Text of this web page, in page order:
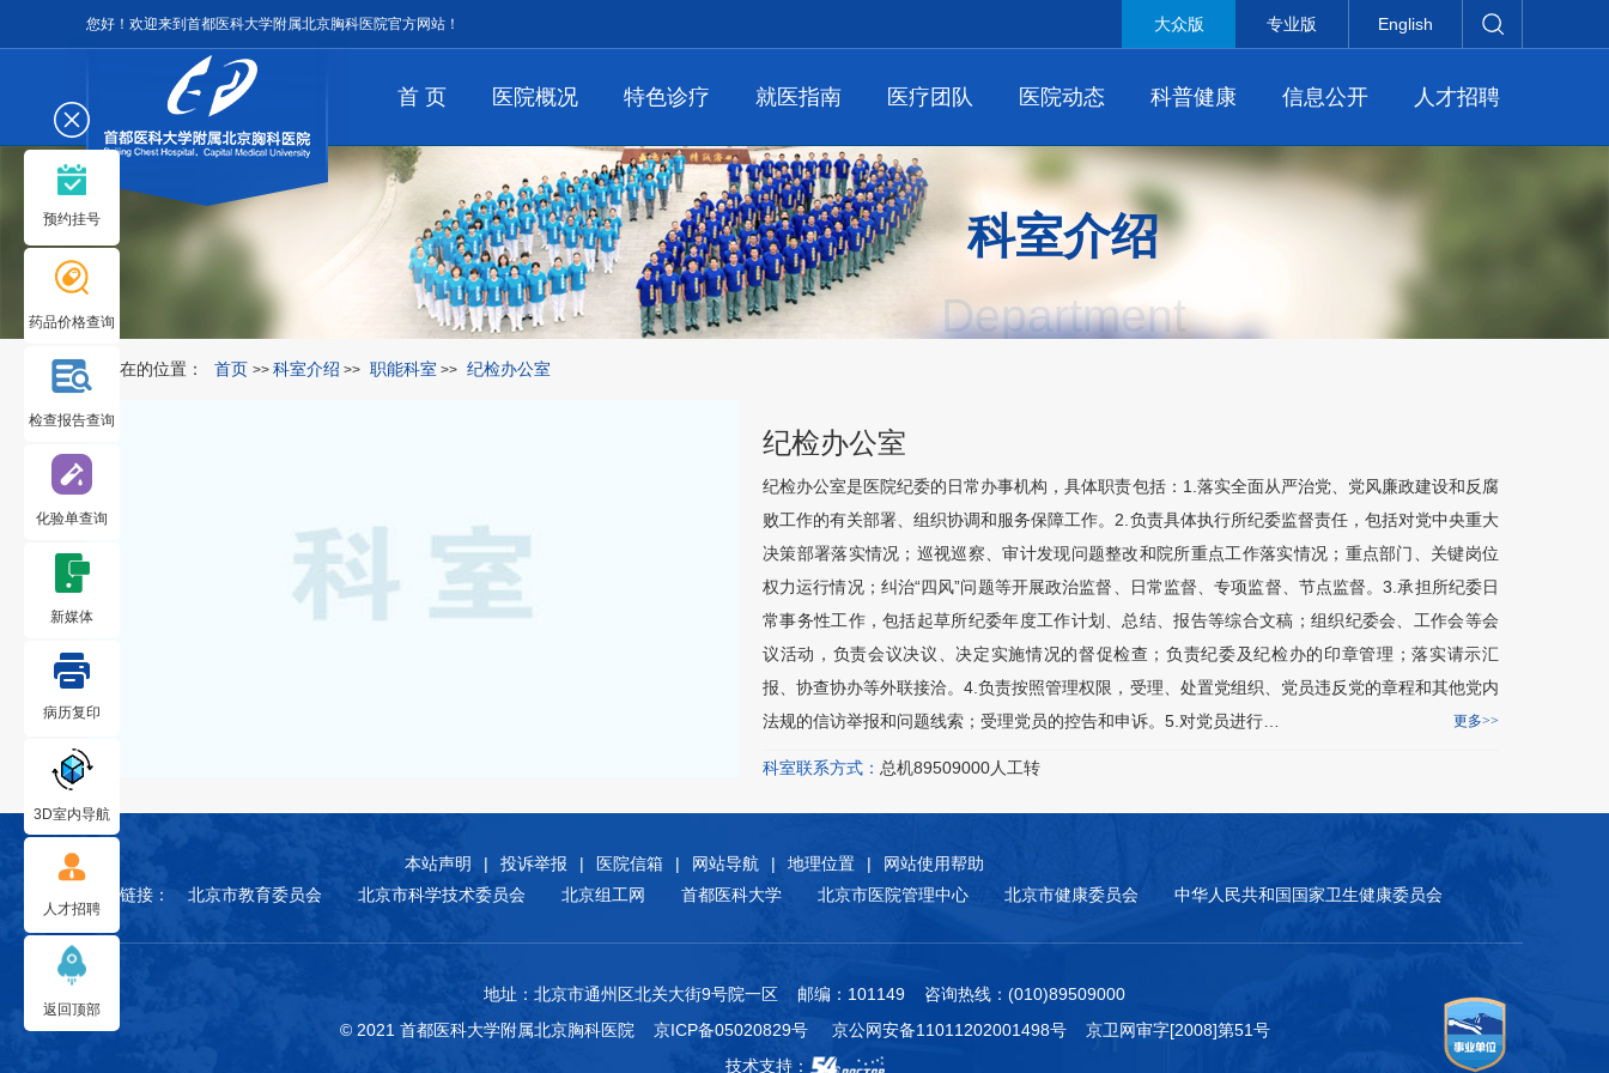
您好！欢迎来到首都医科大学附属北京胸科医院官方网站！ 大众版 专业版 English
首 页 医院概况 特色诊疗 就医指南 医疗团队 医院动态 科普健康 信息公开 人才招聘
科室介绍
Department
您所在的位置： 首页 >> 科室介绍 >> 职能科室 >> 纪检办公室
纪检办公室
纪检办公室是医院纪委的日常办事机构，具体职责包括：1.落实全面从严治党、党风廉政建设和反腐
败工作的有关部署、组织协调和服务保障工作。2.负责具体执行所纪委监督责任，包括对党中央重大
决策部署落实情况；巡视巡察、审计发现问题整改和院所重点工作落实情况；重点部门、关键岗位
权力运行情况；纠治“四风”问题等开展政治监督、日常监督、专项监督、节点监督。3.承担所纪委日
常事务性工作，包括起草所纪委年度工作计划、总结、报告等综合文稿；组织纪委会、工作会等会
议活动，负责会议决议、决定实施情况的督促检查；负责纪委及纪检办的印章管理；落实请示汇
报、协查协办等外联接洽。4.负责按照管理权限，受理、处置党组织、党员违反党的章程和其他党内
法规的信访举报和问题线索；受理党员的控告和申诉。5.对党员进行…
更多>>
科室联系方式： 总机89509000人工转
本站声明 | 投诉举报 | 医院信箱 | 网站导航 | 地理位置 |
网站使用帮助
友情链接：
北京市教育委员会 北京市科学技术委员会 北京组工网 首都医科大学 北京市医院管理中心 北京市健康委员会 中华人民共和国国家卫生健康委员会
地址：北京市通州区北关大街9号院一区 邮编：101149 咨询热线：(010)89509000
© 2021 首都医科大学附属北京胸科医院 京ICP备05020829号京公网安备11011202001498号 京卫网审字[2008]第51号
技术支持：
预约挂号
药品价格查询
检查报告查询
化验单查询
新媒体
病历复印
3D室内导航
人才招聘
返回顶部